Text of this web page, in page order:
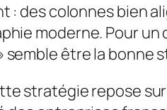
: des colonnes bien
moderne. Pour un
semble être la bonne
stratégie repose